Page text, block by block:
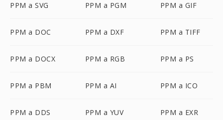
PPM a SVG PPM a PGM PPM a GIF
PPM a DOC PPM a DXF PPM a TIFF
PPM a DOCX PPM a RGB PPM a PS
PPM a PBM PPM a AI PPM a ICO
PPM a DDS PPM a YUV PPM a EXR